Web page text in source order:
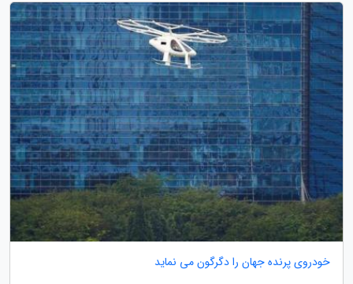
خودروی پرنده جهان را دگرگون می نماید